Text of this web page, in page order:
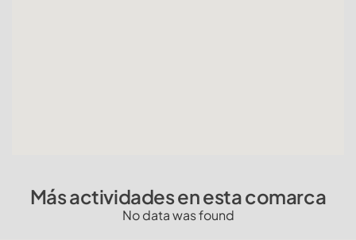
Más actividades en esta comarca
No data was found